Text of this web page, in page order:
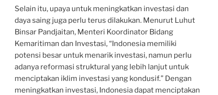
Selain itu, upaya untuk meningkatkan investasi dan
daya saing juga perlu terus dilakukan. Menurut Luhut
Binsar Pandjaitan, Menteri Koordinator Bidang
Kemaritiman dan Investasi, “Indonesia memiliki
potensi besar untuk menarik investasi, namun perlu
adanya reformasi struktural yang lebih lanjut untuk
menciptakan iklim investasi yang kondusif.” Dengan
meningkatkan investasi, Indonesia dapat menciptakan